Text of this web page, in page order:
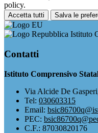
policy.
Accetta tutti Salva le
Istituto
Contatti
Istituto Comprensivo
Via Alcide De
Tel: 030603315
Email:
PEC:
C.F.: 87030820176